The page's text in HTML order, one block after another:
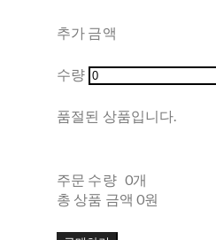
추가 금액
수량
품절된 상품입니다.
주문 수량 0개
총 상품 금액 0원